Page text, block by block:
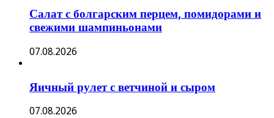
Салат с болгарским перцем, помидорами и
свежими шампиньонами
07.08.2026
Яичный рулет с ветчиной и сыром
07.08.2026